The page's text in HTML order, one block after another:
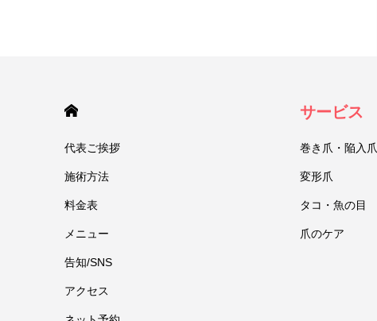
代表ご挨拶
施術方法
料金表
メニュー
告知/SNS
アクセス
サービス
巻き爪・陥入爪
変形爪
タコ・魚の目
爪のケア